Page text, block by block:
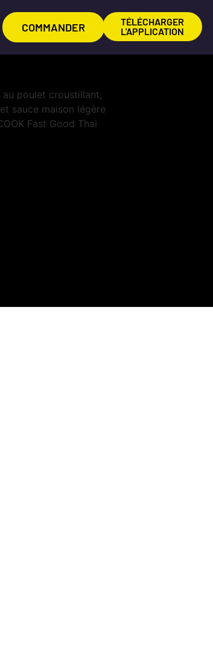
COMMANDER
TÉLÉCHARGER
L'APPLICATION